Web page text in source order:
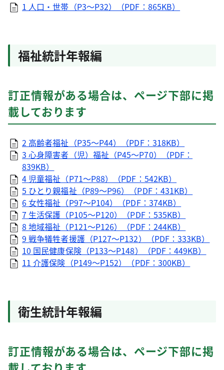
1 人口・世帯（P3～P32）（PDF：865KB）
福祉統計年報編
訂正情報がある場合は、ページ下部に掲
載しております
2 高齢者福祉（P35～P44）（PDF：318KB）
3 心身障害者（児）福祉（P45～P70）（PDF：
839KB）
4 児童福祉（P71～P88）（PDF：542KB）
5 ひとり親福祉（P89～P96）（PDF：431KB）
6 女性福祉（P97～P104）（PDF：374KB）
7 生活保護（P105～P120）（PDF：535KB）
8 地域福祉（P121～P126）（PDF：244KB）
9 戦争犠牲者援護（P127～P132）（PDF：333KB）
10 国民健康保険（P133～P148）（PDF：449KB）
11 介護保険（P149～P152）（PDF：300KB）
衛生統計年報編
訂正情報がある場合は、ページ下部に掲